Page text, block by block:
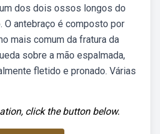
dos dois ossos longos do
O antebraço é composto por
mais comum da fratura da
sobre a mão espalmada,
fletido e pronado. Várias
click the button below.